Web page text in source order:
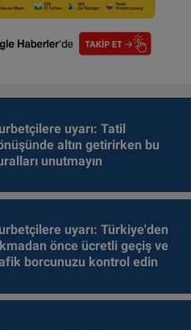
uyarı: Tatil
altın getirirken bu
unutmayın
uyarı: Türkiye'den
önce ücretli geçiş ve
borcunuzu kontrol edin